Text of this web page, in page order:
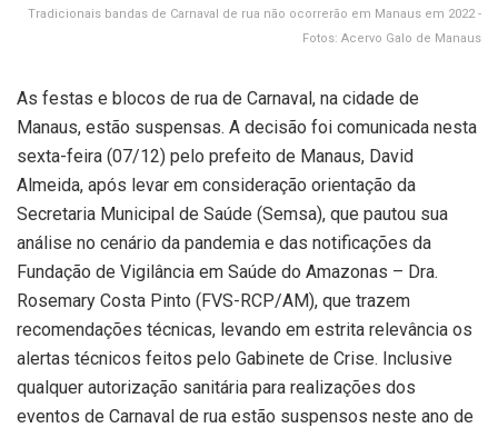
Tradicionais bandas de Carnaval de rua não ocorrerão em Manaus em 2022 -
Fotos: Acervo Galo de Manaus
As festas e blocos de rua de Carnaval, na cidade de
Manaus, estão suspensas. A decisão foi comunicada nesta
sexta-feira (07/12) pelo prefeito de Manaus, David
Almeida, após levar em consideração orientação da
Secretaria Municipal de Saúde (Semsa), que pautou sua
análise no cenário da pandemia e das notificações da
Fundação de Vigilância em Saúde do Amazonas – Dra.
Rosemary Costa Pinto (FVS-RCP/AM), que trazem
recomendações técnicas, levando em estrita relevância os
alertas técnicos feitos pelo Gabinete de Crise. Inclusive
qualquer autorização sanitária para realizações dos
eventos de Carnaval de rua estão suspensos neste ano de